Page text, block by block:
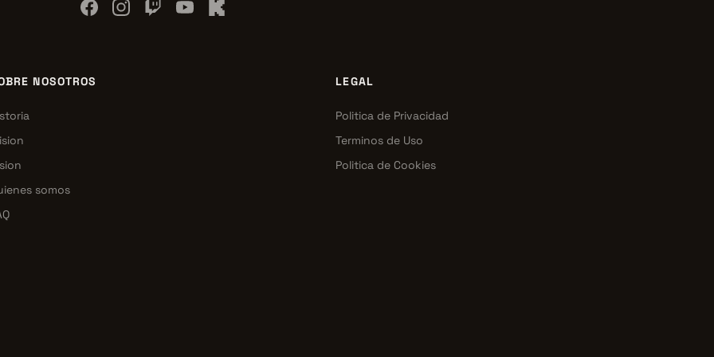
NOSOTROS
somos
LEGAL
Politica de Privacidad
Terminos de Uso
Politica de Cookies